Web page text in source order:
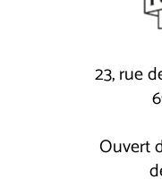
23, rue
Ouvert